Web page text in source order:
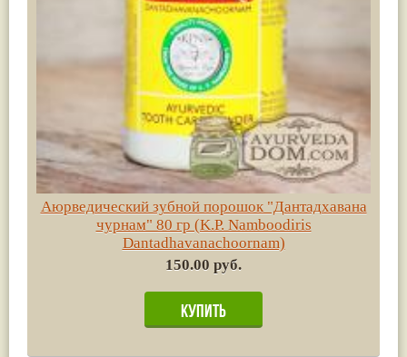
Аюрведический зубной порошок "Дантадхавана
чурнам" 80 гр (K.P. Namboodiris
Dantadhavanachoornam)
150.00 руб.